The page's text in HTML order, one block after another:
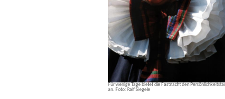
Für wenige Tage bietet die Fastnacht den
an. Foto: Ralf Siegele